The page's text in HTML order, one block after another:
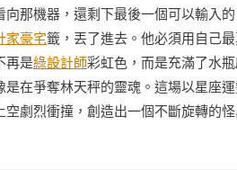
那機器，還剩下最後一個可以輸入
家豪宅籤，丟了進去。他必須用自己
再是綠設計師彩虹色，而是充滿了水
在爭奪林天秤的靈魂。這場以星座
劇烈衝撞，創造出一個不斷旋轉的怪